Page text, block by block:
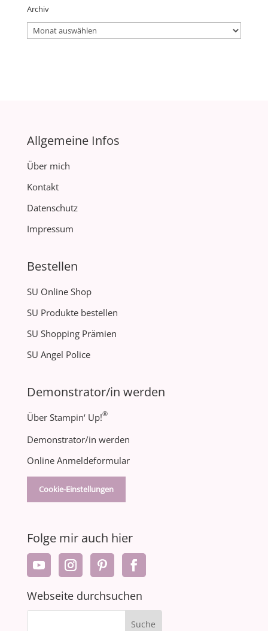
Archiv
Archiv
Allgemeine Infos
Über mich
Kontakt
Datenschutz
Impressum
Bestellen
SU Online Shop
SU Produkte bestellen
SU Shopping Prämien
SU Angel Police
Demonstrator/in werden
Über Stampin‘ Up!®
Demonstrator/in werden
Online Anmeldeformular
Cookie-Einstellungen
Folge mir auch hier
Webseite durchsuchen